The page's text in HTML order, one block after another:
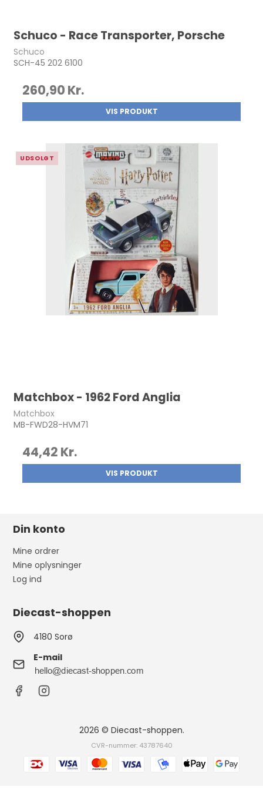
Schuco - Race Transporter, Porsche
Schuco
SCH-45 202 6100
260,90 Kr.
VIS PRODUKT
UDSOLGT
Matchbox - 1962 Ford Anglia
Matchbox
MB-FWD28-HVM71
44,42 Kr.
VIS PRODUKT
Din konto
Mine ordrer
Mine oplysninger
Log ind
Diecast-shoppen
4180 Sorø
E-mail
2026 © Diecast-shoppen.
CVR-nummer: 43787640